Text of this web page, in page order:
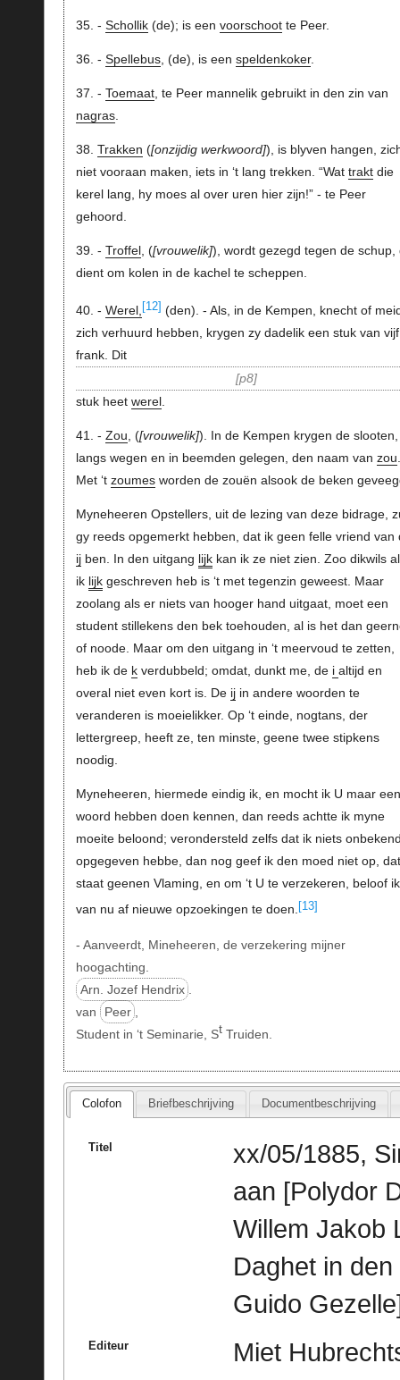
35. - Schollik(de); is een voorschootte Peer.
36. - Spellebus, (de), is een speldenkoker.
37. - Toemaat, te Peer mannelik gebruikt in den zin van
nagras.
38. Trakken ( onzijdig werkwoord ), is blyven hangen,
niet vooraan maken, iets in ‘t lang trekken. “Wat traktdie
kerel lang, hy moes al over uren hier zijn!” - te Peer
gehoord.
39. - Troffel, ( vrouwelik ), wordt gezegd tegen de schup,
dient om kolen in de kachel te scheppen.
40. - Werel, [12] (den). - Als, in de Kempen, knecht of
zich verhuurd hebben, krygen zy dadelik een stuk van vijf
frank. Dit
p8
stuk heet werel.
41. - Zou, ( vrouwelik ). In de Kempen krygen de slooten,
langs wegen en in beemden gelegen, den naam van zou.
Met ‘t zoumesworden de zouën alsook de beken
Myneheeren Opstellers, uit de lezing van deze bidrage,
gy reeds opgemerkt hebben, dat ik geen felle vriend van
ijben. In den uitgang lijkkan ik ze niet zien. Zoo dikwils
ik lijkgeschreven heb is ‘t met tegenzin geweest. Maar
zoolang als er niets van hooger hand uitgaat, moet een
student stillekens den bek toehouden, al is het dan
of noode. Maar om den uitgang in ‘t meervoud te zetten,
heb ik de kverdubbeld; omdat, dunkt me, de i altijd en
overal niet even kort is. De ijin andere woorden te
veranderen is moeielikker. Op ‘t einde, nogtans, der
lettergreep, heeft ze, ten minste, geene twee stipkens
noodig.
Myneheeren, hiermede eindig ik, en mocht ik U maar een
woord hebben doen kennen, dan reeds achtte ik myne
moeite beloond; verondersteld zelfs dat ik niets
opgegeven hebbe, dan nog geef ik den moed niet op, dat
staat geenen Vlaming, en om ‘t U te verzekeren, beloof ik
van nu af nieuwe opzoekingen te doen. [13]
- Aanveerdt, Mineheeren, de verzekering mijner
hoogachting.
Arn. Jozef Hendrix
van
Peer
Student in ‘t Seminarie, St Truiden.
Colofon Briefbeschrijving Documentbeschrijving
Titel
xx/05/1885,
aan [Polydor
Willem Jakob
Daghet in
Guido
Editeur Miet